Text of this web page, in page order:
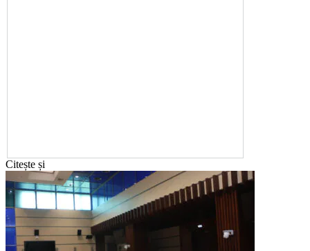
Citește și